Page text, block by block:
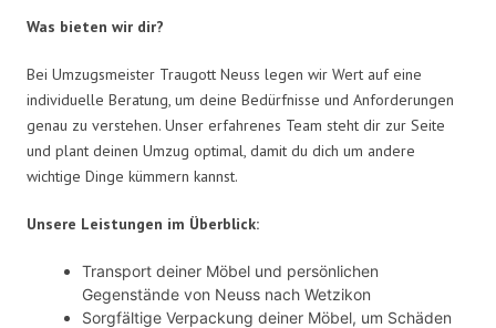
Was bieten wir dir?
Bei Umzugsmeister Traugott Neuss legen wir Wert auf eine
individuelle Beratung, um deine Bedürfnisse und Anforderungen
genau zu verstehen. Unser erfahrenes Team steht dir zur Seite
und plant deinen Umzug optimal, damit du dich um andere
wichtige Dinge kümmern kannst.
Unsere Leistungen im Überblick:
Transport deiner Möbel und persönlichen
Gegenstände von Neuss nach Wetzikon
Sorgfältige Verpackung deiner Möbel, um Schäden